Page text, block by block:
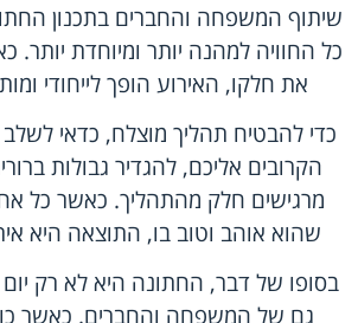
שיתוף המשפחה והחברים בתכנון
כל החוויה למהנה יותר ומיוחדת
את חלקו, האירוע הופך לייחודי
כדי להבטיח תהליך מוצלח, כדאי
הקרובים אליכם, להגדיר גבולות
מרגישים חלק מהתהליך. כאשר כל
שהוא אוהב וטוב בו, התוצאה היא
בסופו של דבר, החתונה היא לא רק
גם של המשפחה והחברים. כאשר